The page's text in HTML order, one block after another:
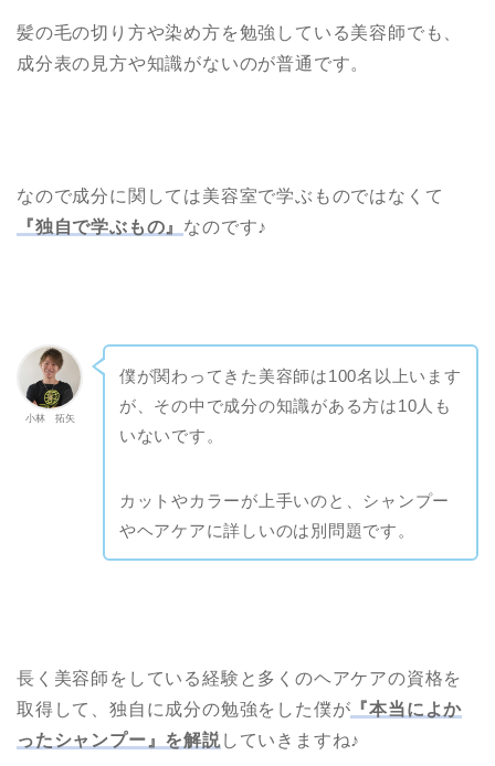
髪の毛の切り方や染め方を勉強している美容師でも、
成分表の見方や知識がないのが普通です。
なので成分に関しては美容室で学ぶものではなくて
『独自で学ぶもの』 なのです♪
小林 拓矢
僕が関わってきた美容師は100名以上います
が、その中で成分の知識がある方は10人も
いないです。
カットやカラーが上手いのと、シャンプー
やヘアケアに詳しいのは別問題です。
長く美容師をしている経験と多くのヘアケアの資格を
取得して、独自に成分の勉強をした僕が 『本当によか
ったシャンプー』を解説していきますね♪